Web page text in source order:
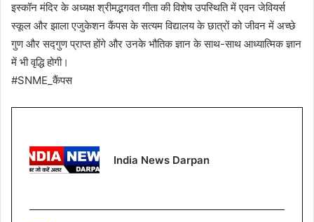
इस्कॉन मंदिर के अध्यक्ष श्रीमद्भगवत गीता की विशेष उपस्थिति में एवन जेवियर्स
स्कूल और झाला एजुकेशन कैंपस के सत्यम विद्यालय के छात्रों को जीवन में अच्छे
गुण और सद्गुण प्राप्त होंगे और उनके भौतिक ज्ञान के साथ-साथ आध्यात्मिक ज्ञान
में भी वृद्धि होगी।
#SNME_कैंपस
India News Darpan